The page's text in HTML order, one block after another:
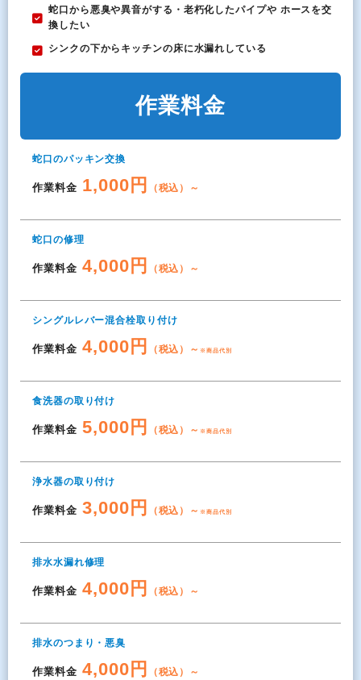
蛇口から悪臭や異音がする・老朽化したパイプや ホースを交
換したい
シンクの下からキッチンの床に水漏れしている
作業料金
蛇口のパッキン交換
作業料金 1,000円 （税込）～
蛇口の修理
作業料金 4,000円 （税込）～
シングルレバー混合栓取り付け
作業料金 4,000円 （税込）～ ※商品代別
食洗器の取り付け
作業料金 5,000円 （税込）～ ※商品代別
浄水器の取り付け
作業料金 3,000円 （税込）～ ※商品代別
排水水漏れ修理
作業料金 4,000円 （税込）～
排水のつまり・悪臭
作業料金 4,000円 （税込）～